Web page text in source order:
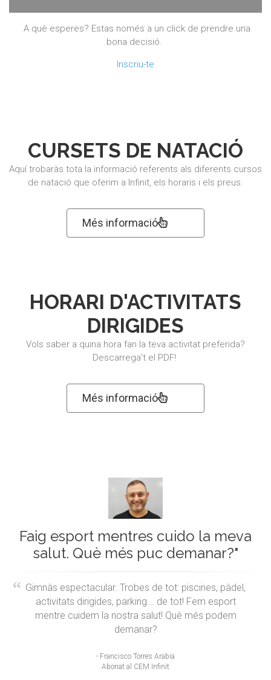
A què esperes? Estas només a un click de prendre una
bona decisió.
Inscriu-te
CURSETS DE NATACIÓ
Aquí trobaràs tota la informació referents als diferents cursos
de natació que oferim a Infinit, els horaris i els preus.
Més informació
HORARI D'ACTIVITATS
DIRIGIDES
Vols saber a quina hora fan la teva activitat preferida?
Descarrega't el PDF!
Més informació
Faig esport mentres cuido la meva
salut. Què més puc demanar?"
Gimnàs espectacular. Trobes de tot: piscines, pàdel,
activitats dirigides, parking... de tot! Fem esport
mentre cuidem la nostra salut! Què més podem
demanar?
- Francisco Torres Arabia
Abonat al CEM Infinit